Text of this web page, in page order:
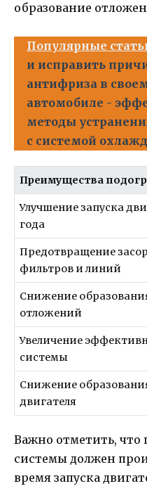
образование
Популярные
и исправить
антифриза в
автомобиле -
методы
с системой
Преимущества
Улучшение запуска
года
Предотвращение
фильтров и линий
Снижение
отложений
Увеличение
системы
Снижение
двигателя
Важно отметить, что
системы должен
время запуска